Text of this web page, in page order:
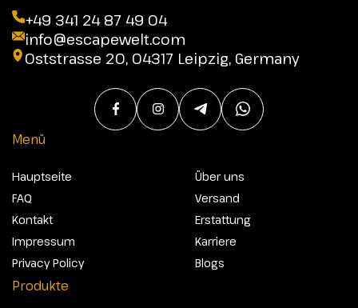
+49 341 24 87 49 04
info@escapewelt.com
Oststrasse 20, 04317 Leipzig, Germany
Menü
Hauptseite
FAQ
Kontakt
Impressum
Privacy Policy
Über uns
Versand
Erstattung
Karriere
Blogs
Produkte